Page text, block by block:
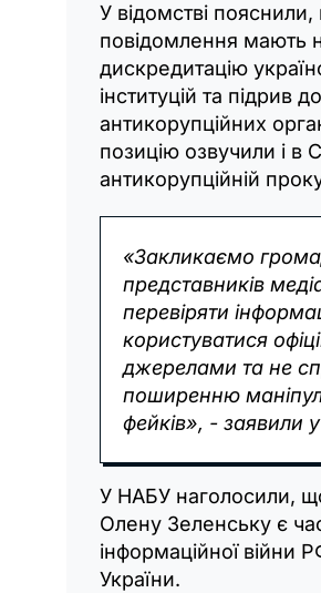
У відомстві пояснили,
повідомлення мають
дискредитацію
інституцій та підрив
антикорупційних
позицію озвучили і в
антикорупційній
«Закликаємо
представників
перевіряти
користуватися
джерелами та не
поширенню
фейків», - заявили
У НАБУ наголосили,
Олену Зеленську є
інформаційної війни
України.